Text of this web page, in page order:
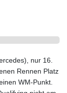
nur 16.
Rennen Platz
WM-Punkt.